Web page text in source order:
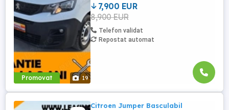
Promovat 19
... 7,900 EUR
8,900 EUR
Telefon validat
Repostat automat
Citroen Jumper Basculabil